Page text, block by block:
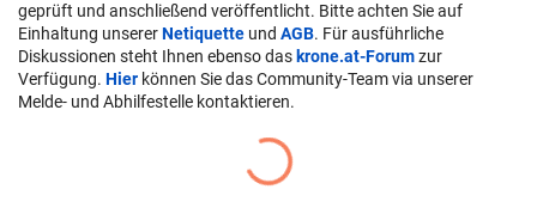
geprüft und anschließend veröffentlicht. Bitte achten Sie auf
Einhaltung unsererNetiquette und AGB. Für ausführliche
Diskussionen steht Ihnen ebenso das krone.at-Forumzur
Verfügung. Hier können Sie das Community-Team via unserer
Melde- und Abhilfestelle kontaktieren.